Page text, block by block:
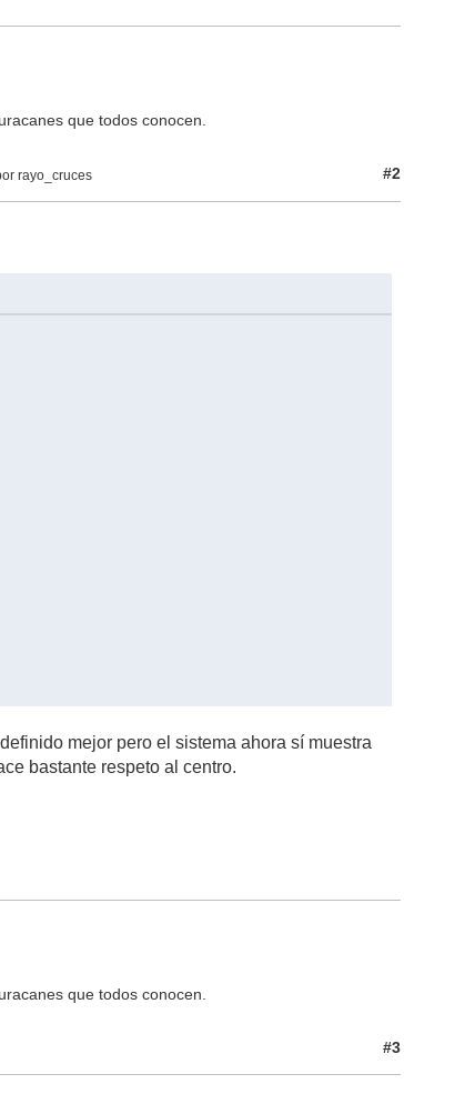
que todos conocen.
rayo_cruces #2
mejor pero el sistema ahora sí muestra
bastante respeto al centro.
que todos conocen.
#3